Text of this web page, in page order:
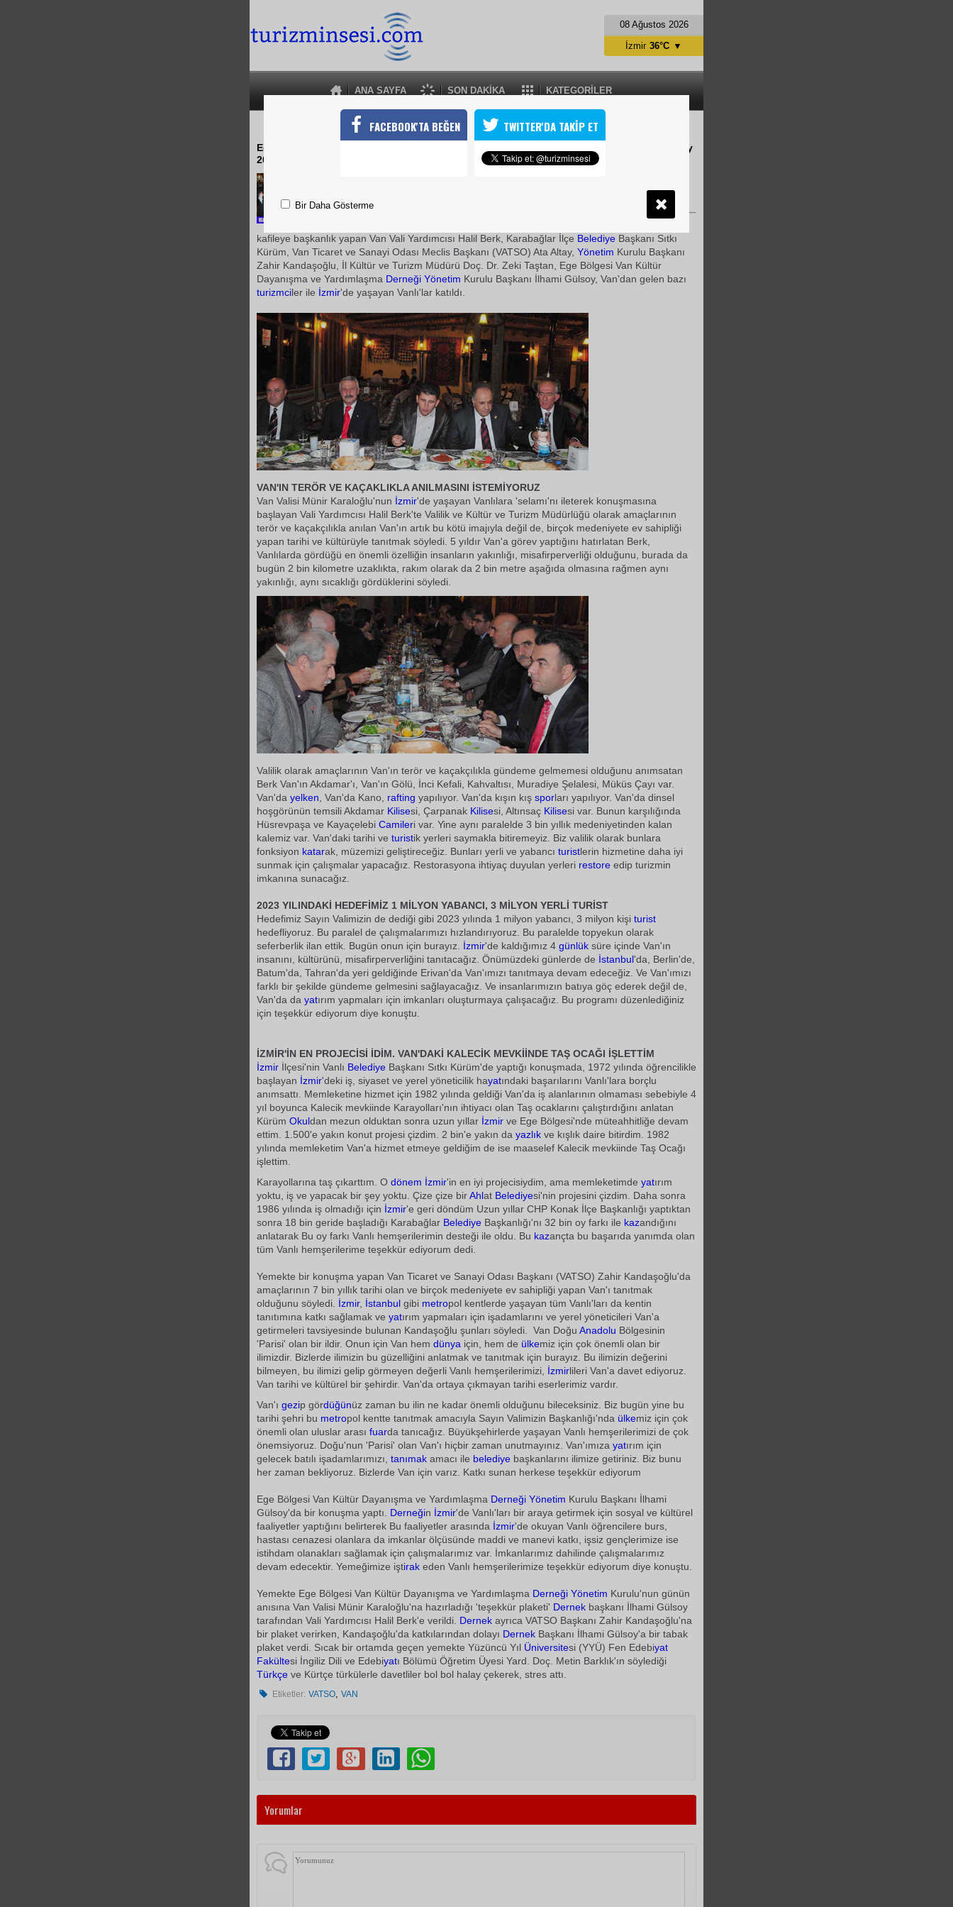
08 Ağustos 2026
ANA SAYFA SON DAKİKA KATEGORİLER
İzmir 36°C ▼
VANLILAR TURİZMLE ANILMAK İSTİYOR
Ege Bölgesi Van Kültür Dayanışma ve Yardımlaşma Derneği Yönetim Kurulu "Travel Turkey
2009" turizm fuarında Van'ı tanıtmaya gelen Vanlı turizmcilere 'Hoş geldiniz' yemeği verdi
kafileye başkanlık yapan Van Vali Yardımcısı Halil Berk, Karabağlar İlçe Belediye Başkanı Sıtkı
Kürüm, Van Ticaret ve Sanayi Odası Meclis Başkanı (VATSO) Ata Altay, Yönetim Kurulu Başkanı
Zahir Kandaşoğlu, İl Kültür ve Turizm Müdürü Doç. Dr. Zeki Taştan, Ege Bölgesi Van Kültür
Dayanışma ve Yardımlaşma Derneği Yönetim Kurulu Başkanı İlhami Gülsoy, Van'dan gelen bazı
turizmciler ile İzmir'de yaşayan Vanlı'lar katıldı.
VAN'IN TERÖR VE KAÇAKLIKLA ANILMASINI İSTEMİYORUZ
Van Valisi Münir Karaloğlu'nun İzmir'de yaşayan Vanlılara 'selamı'nı ileterek konuşmasına
başlayan Vali Yardımcısı Halil Berk'te Valilik ve Kültür ve Turizm Müdürlüğü olarak amaçlarının
terör ve kaçakçılıkla anılan Van'ın artık bu kötü imajıyla değil de, birçok medeniyete ev sahipliği
yapan tarihi ve kültürüyle tanıtmak söyledi. 5 yıldır Van'a görev yaptığını hatırlatan Berk,
Vanlılarda gördüğü en önemli özelliğin insanların yakınlığı, misafirperverliği olduğunu, burada da
bugün 2 bin kilometre uzaklıkta, rakım olarak da 2 bin metre aşağıda olmasına rağmen aynı
yakınlığı, aynı sıcaklığı gördüklerini söyledi.
Valilik olarak amaçlarının Van'ın terör ve kaçakçılıkla gündeme gelmemesi olduğunu anımsatan
Berk Van'ın Akdamar'ı, Van'ın Gölü, İnci Kefali, Kahvaltısı, Muradiye Şelalesi, Müküs Çayı var.
Van'da yelken , Van'da Kano, rafting yapılıyor. Van'da kışın kış sporları yapılıyor. Van'da dinsel
hoşgörünün temsili Akdamar Kilisesi, Çarpanak Kilisesi, Altınsaç Kilisesi var. Bunun karşılığında
Hüsrevpaşa ve Kayaçelebi Camileri var. Yine aynı paralelde 3 bin yıllık medeniyetinden kalan
kalemiz var. Van'daki tarihi ve turistik yerleri saymakla bitiremeyiz. Biz valilik olarak bunlara
fonksiyon katarak, müzemizi geliştireceğiz. Bunları yerli ve yabancı turistlerin hizmetine daha iyi
sunmak için çalışmalar yapacağız. Restorasyona ihtiyaç duyulan yerleri restore edip turizmin
imkanına sunacağız.
2023 YILINDAKİ HEDEFİMİZ 1 MİLYON YABANCI, 3 MİLYON YERLİ TURİST
Hedefimiz Sayın Valimizin de dediği gibi 2023 yılında 1 milyon yabancı, 3 milyon kişi turist
hedefliyoruz. Bu paralel de çalışmalarımızı hızlandırıyoruz. Bu paralelde topyekun olarak
seferberlik ilan ettik. Bugün onun için burayız. İzmir'de kaldığımız 4 günlük süre içinde Van'ın
insanını, kültürünü, misafirperverliğini tanıtacağız. Önümüzdeki günlerde de İstanbul'da, Berlin'de,
Batum'da, Tahran'da yeri geldiğinde Erivan'da Van'ımızı tanıtmaya devam edeceğiz. Ve Van'ımızı
farklı bir şekilde gündeme gelmesini sağlayacağız. Ve insanlarımızın batıya göç ederek değil de,
Van'da da yatırım yapmaları için imkanları oluşturmaya çalışacağız. Bu programı düzenlediğiniz
için teşekkür ediyorum diye konuştu.
İZMİR'İN EN PROJECİSİ İDİM. VAN'DAKİ KALECİK MEVKİİNDE TAŞ OCAĞI İŞLETTİM
İzmir İlçesi'nin Vanlı Belediye Başkanı Sıtkı Kürüm'de yaptığı konuşmada, 1972 yılında öğrencilikle
başlayan İzmir'deki iş, siyaset ve yerel yöneticilik hayatındaki başarılarını Vanlı'lara borçlu
anımsattı. Memleketine hizmet için 1982 yılında geldiği Van'da iş alanlarının olmaması sebebiyle 4
yıl boyunca Kalecik mevkiinde Karayolları'nın ihtiyacı olan Taş ocaklarını çalıştırdığını anlatan
Kürüm  Okuldan mezun olduktan sonra uzun yıllar İzmir ve Ege Bölgesi'nde müteahhitliğe devam
ettim. 1.500'e yakın konut projesi çizdim. 2 bin'e yakın da yazlık ve kışlık daire bitirdim. 1982
yılında memleketim Van'a hizmet etmeye geldiğim de ise maaselef Kalecik mevkiinde Taş Ocağı
işlettim.
Karayollarına taş çıkarttım. O dönem İzmir'in en iyi projecisiydim, ama memleketimde yatırım
yoktu, iş ve yapacak bir şey yoktu. Çize çize birAhlat Belediyesi'nin projesini çizdim. Daha sonra
1986 yılında iş olmadığı için İzmir'e geri döndüm Uzun yıllar CHP Konak İlçe Başkanlığı yaptıktan
sonra 18 bin geride başladığı Karabağlar Belediye Başkanlığı'nı 32 bin oy farkı ile kazandığını
anlatarak Bu oy farkı Vanlı hemşerilerimin desteği ile oldu. Bu kazançta bu başarıda yanımda olan
tüm Vanlı hemşerilerime teşekkür ediyorum dedi.
Yemekte bir konuşma yapan Van Ticaret ve Sanayi Odası Başkanı (VATSO) Zahir Kandaşoğlu'da
amaçlarının 7 bin yıllık tarihi olan ve birçok medeniyete ev sahipliği yapan Van'ı tanıtmak
olduğunu söyledi. İzmir, İstanbul gibi metropol kentlerde yaşayan tüm Vanlı'ları da kentin
tanıtımına katkı sağlamak ve yatırım yapmaları için işadamlarını ve yerel yöneticileri Van'a
getirmeleri tavsiyesinde bulunan Kandaşoğlu şunları söyledi.  Van Doğu Anadolu Bölgesinin
'Parisi' olan bir ildir. Onun için Van hem dünya için, hem de ülkemiz için çok önemli olan bir
ilimizdir. Bizlerde ilimizin bu güzelliğini anlatmak ve tanıtmak için burayız. Bu ilimizin değerini
bilmeyen, bu ilimizi gelip görmeyen değerli Vanlı hemşerilerimizi, İzmirlileri Van'a davet ediyoruz.
Van tarihi ve kültürel bir şehirdir. Van'da ortaya çıkmayan tarihi eserlerimiz vardır.
Van'ı gezip gördüğünüz zaman bu ilin ne kadar önemli olduğunu bileceksiniz. Biz bugün yine bu
tarihi şehri bu metropol kentte tanıtmak amacıyla Sayın Valimizin Başkanlığı'nda ülkemiz için çok
önemli olan uluslar arası fuarda tanıcağız. Büyükşehirlerde yaşayan Vanlı hemşerilerimizi de çok
önemsiyoruz. Doğu'nun 'Parisi' olan Van'ı hiçbir zaman unutmayınız. Van'ımıza yatırım için
gelecek batılı işadamlarımızı, tanımak amacı ile belediye başkanlarını ilimize getiriniz. Biz bunu
her zaman bekliyoruz. Bizlerde Van için varız. Katkı sunan herkese teşekkür ediyorum
Ege Bölgesi Van Kültür Dayanışma ve Yardımlaşma Derneği Yönetim Kurulu Başkanı İlhami
Gülsoy'da bir konuşma yaptı. Derneğin İzmir'de Vanlı'ları bir araya getirmek için sosyal ve kültürel
faaliyetler yaptığını belirterek Bu faaliyetler arasında İzmir'de okuyan Vanlı öğrencilere burs,
hastası cenazesi olanlara da imkanlar ölçüsünde maddi ve manevi katkı, işsiz gençlerimize ise
istihdam olanakları sağlamak için çalışmalarımız var. İmkanlarımız dahilinde çalışmalarımız
devam edecektir. Yemeğimize iştirak eden Vanlı hemşerilerimize teşekkür ediyorum diye konuştu.
Yemekte Ege Bölgesi Van Kültür Dayanışma ve Yardımlaşma Derneği Yönetim Kurulu'nun günün
anısına Van Valisi Münir Karaloğlu'na hazırladığı 'teşekkür plaketi' Dernek başkanı İlhami Gülsoy
tarafından Vali Yardımcısı Halil Berk'e verildi. Dernek ayrıca VATSO Başkanı Zahir Kandaşoğlu'na
bir plaket verirken, Kandaşoğlu'da katkılarından dolayı Dernek Başkanı İlhami Gülsoy'a bir tabak
plaket verdi. Sıcak bir ortamda geçen yemekte Yüzüncü Yıl Üniversitesi (YYÜ) Fen Edebiyat
Fakültesi İngiliz Dili ve Edebiyatı Bölümü Öğretim Üyesi Yard. Doç. Metin Barklık'ın söylediği
Türkçe ve Kürtçe türkülerle davetliler bol bol halay çekerek, stres attı.
Etiketler: VATSO,VAN
Yorumlar
FACEBOOK'TA BEĞEN TWITTER'DA TAKİP ET
Bir Daha Gösterme